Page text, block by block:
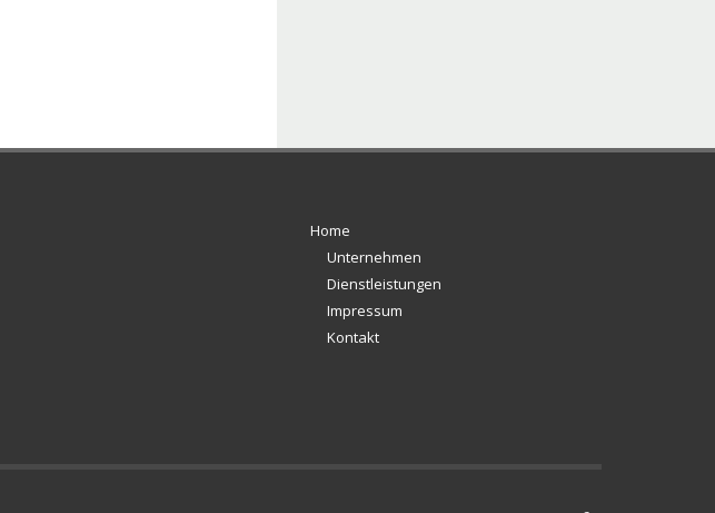
Home
Unternehmen
Dienstleistungen
Impressum
Kontakt